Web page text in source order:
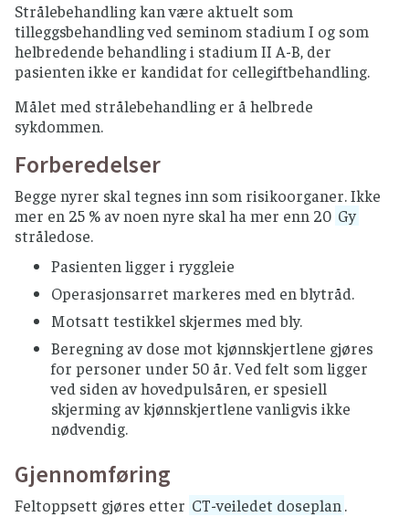
Strålebehandling kan være aktuelt som
tilleggsbehandling ved seminom stadium I og som
helbredende behandling i stadium II A-B, der
pasienten ikke er kandidat for cellegiftbehandling.
Målet med strålebehandling er å helbrede
sykdommen.
Forberedelser
Begge nyrer skal tegnes inn som risikoorganer. Ikke
mer en 25 % av noen nyre skal ha mer enn 20 Gy
stråledose.
Pasienten ligger i ryggleie
Operasjonsarret markeres med en blytråd.
Motsatt testikkel skjermes med bly.
Beregning av dose mot kjønnskjertlene gjøres
for personer under 50 år. Ved felt som ligger
ved siden av hovedpulsåren, er spesiell
skjerming av kjønnskjertlene vanligvis ikke
nødvendig.
Gjennomføring
Feltoppsett gjøres etter CT-veiledet doseplan .